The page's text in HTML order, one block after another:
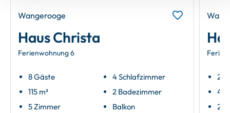
Wangerooge
Haus Christa
Ferienwohnung 6
8 Gäste
115 m²
5 Zimmer
4 Schlafzimmer
2 Badezimmer
Balkon
2
43
2